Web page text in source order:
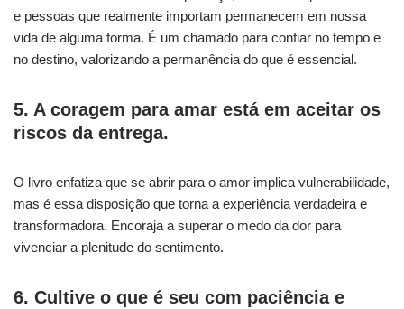
e pessoas que realmente importam permanecem em nossa
vida de alguma forma. É um chamado para confiar no tempo e
no destino, valorizando a permanência do que é essencial.
5. A coragem para amar está em aceitar os
riscos da entrega.
O livro enfatiza que se abrir para o amor implica vulnerabilidade,
mas é essa disposição que torna a experiência verdadeira e
transformadora. Encoraja a superar o medo da dor para
vivenciar a plenitude do sentimento.
6. Cultive o que é seu com paciência e